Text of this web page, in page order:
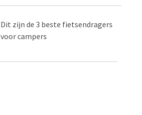
Dit zijn de 3 beste fietsendragers
voor campers